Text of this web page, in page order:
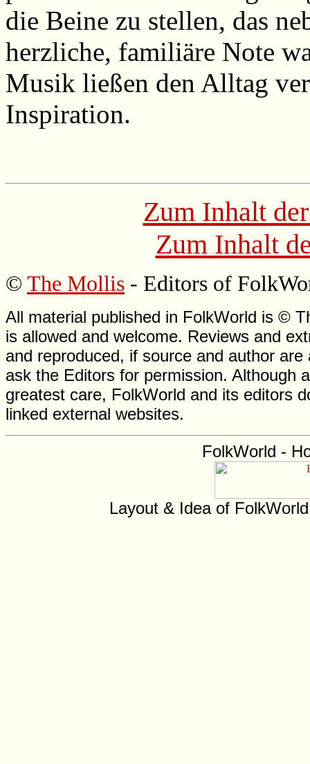
die Beine zu stellen, das
herzliche, familiäre Note
Musik ließen den Alltag
Inspiration.
Zum Inhalt
Zum Inhalt
© The Mollis - Editors of
All material published in FolkWorld is ©
is allowed and welcome. Reviews and
and reproduced, if source and author
ask the Editors for permission. Although
greatest care, FolkWorld and its editors
linked external websites.
FolkWorld -
Layout & Idea of